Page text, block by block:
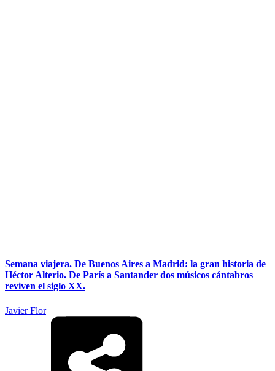
Semana viajera. De Buenos Aires a Madrid: la gran historia de
Héctor Alterio. De París a Santander dos músicos cántabros
reviven el siglo XX.
Javier Flor